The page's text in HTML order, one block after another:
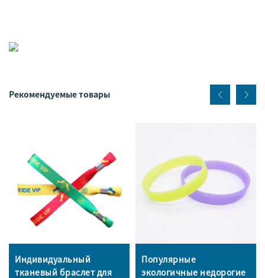
Рекомендуемые товары
Индивидуальный
тканевый браслет для
Популярные
экологичные недорогие